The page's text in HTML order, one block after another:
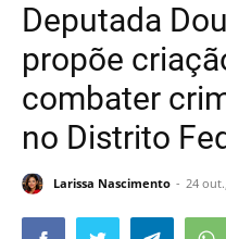
Deputada
propõe
combater
no Distrito
Larissa Nascimento 24